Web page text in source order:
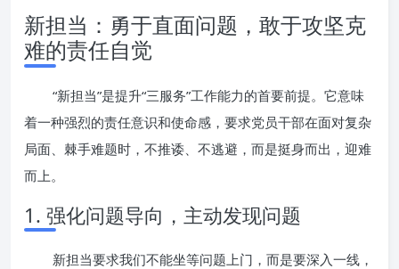
新担当：勇于直面问题，敢于攻坚克
难的责任自觉
“新担当”是提升“三服务”工作能力的首要前提。它意味
着一种强烈的责任意识和使命感，要求党员干部在面对复杂
局面、棘手难题时，不推诿、不逃避，而是挺身而出，迎难
而上。
1. 强化问题导向，主动发现问题
新担当要求我们不能坐等问题上门，而是要深入一线，